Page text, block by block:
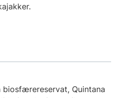
biosfærereservat, Quintana